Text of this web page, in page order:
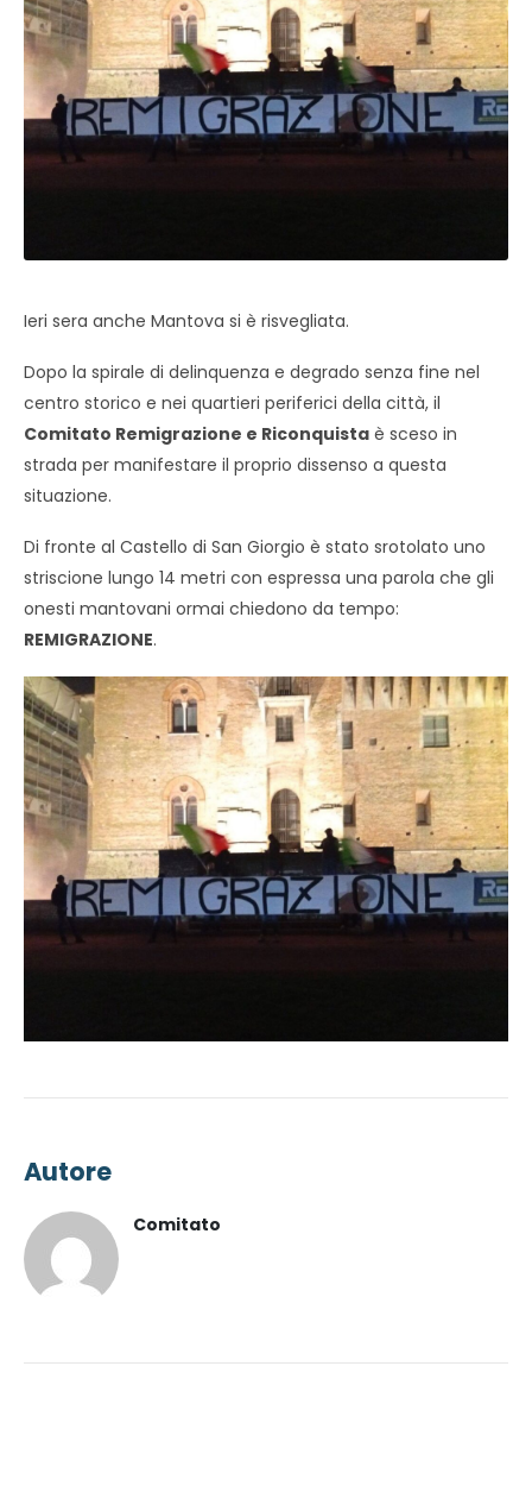
Ieri sera anche Mantova si è risvegliata.
Dopo la spirale di delinquenza e degrado senza fine nel
centro storico e nei quartieri periferici della città, il
Comitato Remigrazione e Riconquista è sceso in
strada per manifestare il proprio dissenso a questa
situazione.
Di fronte al Castello di San Giorgio è stato srotolato uno
striscione lungo 14 metri con espressa una parola che gli
onesti mantovani ormai chiedono da tempo:
REMIGRAZIONE.
Autore
Comitato